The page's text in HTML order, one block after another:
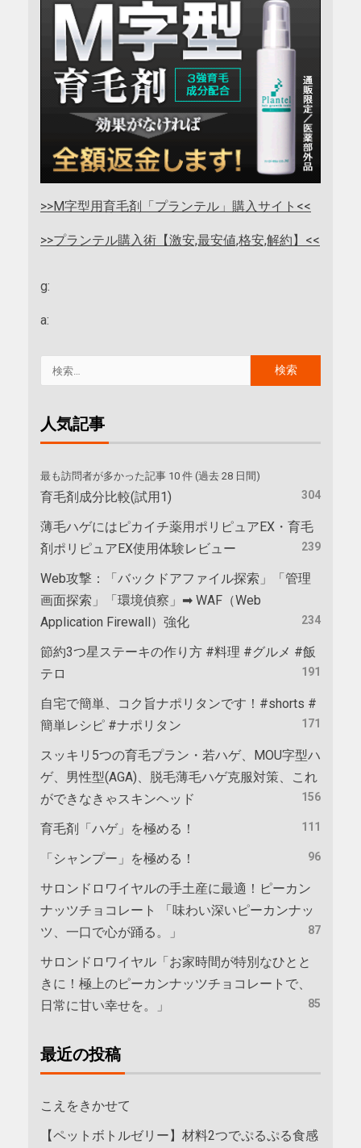
>>M字型用育毛剤「プランテル」購入サイト<<
>>プランテル購入術【激安,最安値,格安,解約】<<
g:
a:
人気記事
最も訪問者が多かった記事 10 件 (過去 28 日間)
育毛剤成分比較(試用1) 304
薄毛ハゲにはピカイチ薬用ポリピュアEX・育毛
剤ポリピュアEX使用体験レビュー
239
Web攻撃：「バックドアファイル探索」「管理
画面探索」「環境偵察」➡ WAF（Web
Application Firewall）強化
234
節約3つ星ステーキの作り方 #料理 #グルメ #飯
テロ
191
自宅で簡単、コク旨ナポリタンです！#shorts #
簡単レシピ #ナポリタン
171
スッキリ5つの育毛プラン・若ハゲ、MOU字型ハ
ゲ、男性型(AGA)、脱毛薄毛ハゲ克服対策、これ
ができなきゃスキンヘッド
156
育毛剤「ハゲ」を極める！ 111
「シャンプー」を極める！ 96
サロンドロワイヤルの手土産に最適！ピーカン
ナッツチョコレート 「味わい深いピーカンナッ
ツ、一口で心が踊る。」
87
サロンドロワイヤル「お家時間が特別なひとと
きに！極上のピーカンナッツチョコレートで、
日常に甘い幸せを。」
85
最近の投稿
こえをきかせて
【ペットボトルゼリー】材料2つでぷるぷる食感